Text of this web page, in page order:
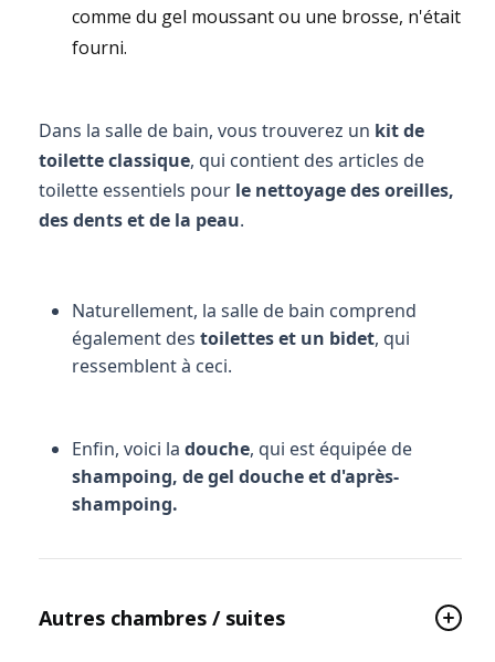
comme du gel moussant ou une brosse, n'était
fourni.
Dans la salle de bain, vous trouverez un kit de
toilette classique, qui contient des articles de
toilette essentiels pour le nettoyage des oreilles,
des dents et de la peau.
Naturellement, la salle de bain comprend
également des toilettes et un bidet, qui
ressemblent à ceci.
Enfin, voici la douche, qui est équipée de
shampoing, de gel douche et d'après-
shampoing.
Autres chambres / suites